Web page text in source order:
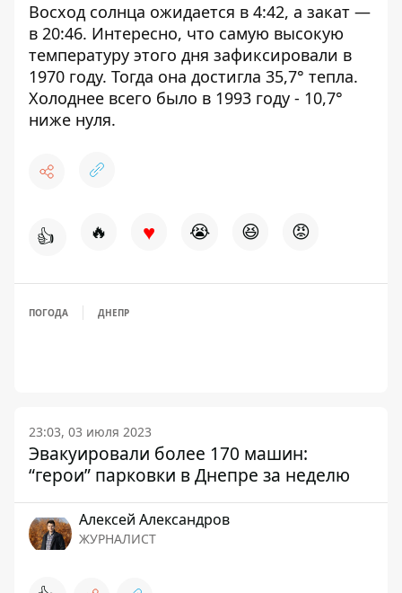
Восход солнца ожидается в 4:42, а закат —
в 20:46. Интересно, что самую высокую
температуру этого дня зафиксировали в
1970 году. Тогда она достигла 35,7° тепла.
Холоднее всего было в 1993 году - 10,7°
ниже нуля.
👍 🔥 ♥ 😭 😆 😡
ПОГОДА ДНЕПР
23:03, 03 июля 2023
Эвакуировали более 170 машин:
“герои” парковки в Днепре за неделю
Алексей Александров
ЖУРНАЛИСТ